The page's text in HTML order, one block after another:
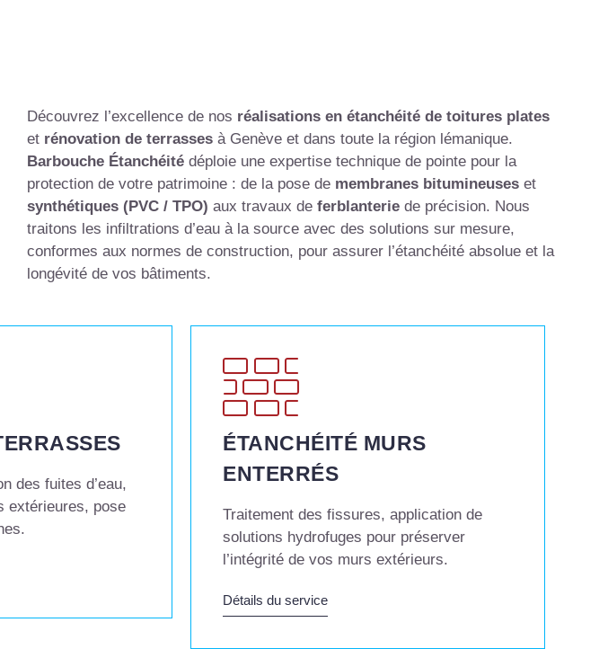
Découvrez l’excellence de nos réalisations en étanchéité de toitures plates
et rénovation de terrasses à Genève et dans toute la région lémanique.
Barbouche Étanchéité déploie une expertise technique de pointe pour la
protection de votre patrimoine : de la pose de membranes bitumineuses et
synthétiques (PVC / TPO) aux travaux de ferblanterie de précision. Nous
traitons les infiltrations d’eau à la source avec des solutions sur mesure,
conformes aux normes de construction, pour assurer l’étanchéité absolue et la
longévité de vos bâtiments.
des fuites d’eau,
extérieures, pose
ÉTANCHÉITÉ MURS
ENTERRÉS
Traitement des fissures, application de
solutions hydrofuges pour préserver
l’intégrité de vos murs extérieurs.
Détails du service